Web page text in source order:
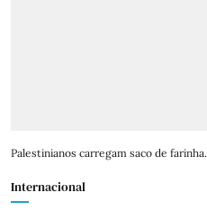
Palestinianos carregam saco de farinha.
Internacional